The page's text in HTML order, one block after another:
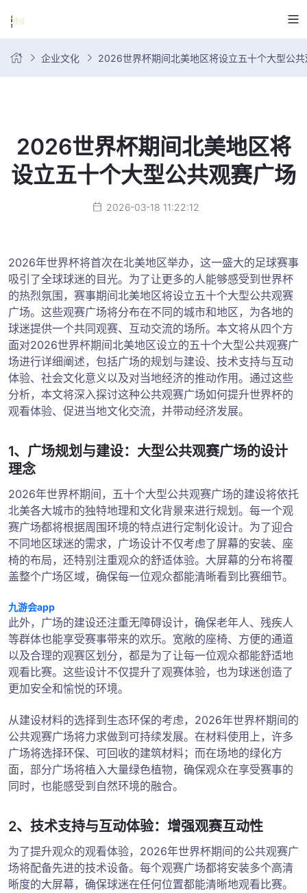
企业文化 2026世界杯期间北美地区将设立五十个大型公
2026世界杯期间北美地区将
设立五十个大型公共观赛广场
2026-03-18 11:22:12
2026年世界杯将首次在北美地区举办，这一盛大的足球赛事
吸引了全球球迷的目光。为了让更多的人能够感受到世界杯
的热烈氛围，赛事期间北美地区将设立五十个大型公共观赛
广场。这些观赛广场将分布在不同的城市和地区，为各地的
球迷提供一个共同观赛、互动交流的场所。本文将从四个方
面对2026世界杯期间北美地区设立的五十个大型公共观赛广
场进行详细阐述，包括广场的规划与建设、技术支持与互动
体验、社会文化意义以及对当地经济的推动作用。通过这些
分析，本文将深入探讨这种公共观赛广场如何提升世界杯的
观看体验、促进当地文化交流，并带动经济发展。
1、广场规划与建设：大型公共观赛广场的设计
理念
2026年世界杯期间，五十个大型公共观赛广场的建设将依托
北美各大城市的独特地理和文化背景来进行规划。每一个观
赛广场都将根据周围环境的特点进行定制化设计。为了迎合
不同地区球迷的需求，广场设计不仅考虑了屏幕的安装、座
椅的布局，还特别注重观众的舒适体验。大屏幕的分布将覆
盖整个广场区域，确保每一位观众都能清晰看到比赛细节。
九游会app
此外，广场的建设还注重无障碍设计，确保老年人、残疾人
等群体也能享受赛事带来的欢乐。宽敞的座椅、方便的通道
以及合理的观赛区划分，都是为了让每一位观众都能舒适地
观看比赛。这些设计不仅提升了观赛体验，也为球迷创造了
更加安全和愉悦的环境。
从建设材料的选择到生态环保的考虑，2026年世界杯期间的
公共观赛广场将力求做到可持续发展。在材料使用上，许多
广场将选择环保、可回收的建筑材料；而在场地的绿化方
面，部分广场将植入大量绿色植物，确保观众在享受赛事的
同时，也能感受到自然环境的融合。
2、技术支持与互动体验：增强观赛互动性
为了提升观众的观看体验，2026年世界杯期间的公共观赛广
场将配备先进的技术设备。每个观赛广场都将安装多个高清
晰度的大屏幕，确保球迷在任何位置都能清晰地观看比赛。